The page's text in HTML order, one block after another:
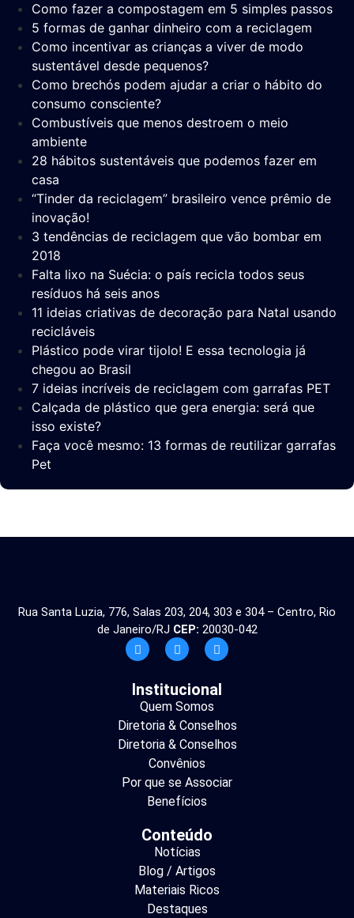
Como fazer a compostagem em 5 simples passos
5 formas de ganhar dinheiro com a reciclagem
Como incentivar as crianças a viver de modo
sustentável desde pequenos?
Como brechós podem ajudar a criar o hábito do
consumo consciente?
Combustíveis que menos destroem o meio
ambiente
28 hábitos sustentáveis que podemos fazer em
casa
“Tinder da reciclagem” brasileiro vence prêmio de
inovação!
3 tendências de reciclagem que vão bombar em
2018
Falta lixo na Suécia: o país recicla todos seus
resíduos há seis anos
11 ideias criativas de decoração para Natal usando
recicláveis
Plástico pode virar tijolo! E essa tecnologia já
chegou ao Brasil
7 ideias incríveis de reciclagem com garrafas PET
Calçada de plástico que gera energia: será que
isso existe?
Faça você mesmo: 13 formas de reutilizar garrafas
Pet
Rua Santa Luzia, 776, Salas 203, 204, 303 e 304 – Centro, Rio
de Janeiro/RJ CEP: 20030-042
Institucional
Quem Somos
Diretoria & Conselhos
Diretoria & Conselhos
Convênios
Por que se Associar
Benefícios
Conteúdo
Notícias
Blog / Artigos
Materiais Ricos
Destaques